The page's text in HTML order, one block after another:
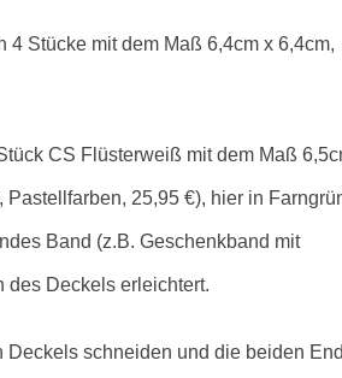
Stücke mit dem Maß 6,4cm x 6,4cm,
CS Flüsterweiß mit dem Maß
25,95 €), hier in
Band (z.B. Geschenkband mit
des Deckels erleichtert.
schneiden und die beiden